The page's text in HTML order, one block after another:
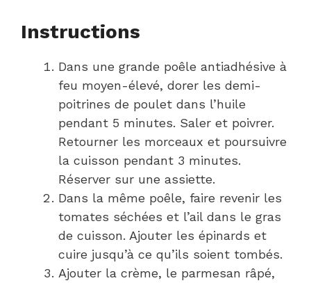
Instructions
Dans une grande poêle antiadhésive à
feu moyen-élevé, dorer les demi-
poitrines de poulet dans l’huile
pendant 5 minutes. Saler et poivrer.
Retourner les morceaux et poursuivre
la cuisson pendant 3 minutes.
Réserver sur une assiette.
Dans la même poêle, faire revenir les
tomates séchées et l’ail dans le gras
de cuisson. Ajouter les épinards et
cuire jusqu’à ce qu’ils soient tombés.
Ajouter la crème, le parmesan râpé,